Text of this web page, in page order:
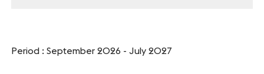
Agenda
Period : September 2026 - July 2027